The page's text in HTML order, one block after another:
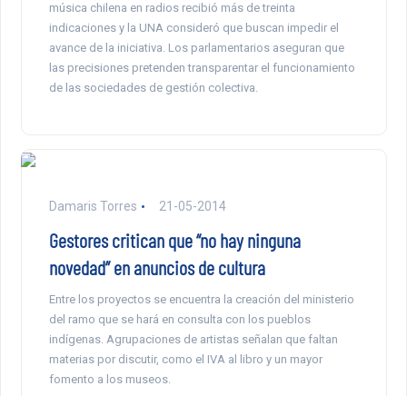
música chilena en radios recibió más de treinta
indicaciones y la UNA consideró que buscan impedir el
avance de la iniciativa. Los parlamentarios aseguran que
las precisiones pretenden transparentar el funcionamiento
de las sociedades de gestión colectiva.
Damaris Torres 21-05-2014
Gestores critican que “no hay ninguna
novedad” en anuncios de cultura
Entre los proyectos se encuentra la creación del ministerio
del ramo que se hará en consulta con los pueblos
indígenas. Agrupaciones de artistas señalan que faltan
materias por discutir, como el IVA al libro y un mayor
fomento a los museos.